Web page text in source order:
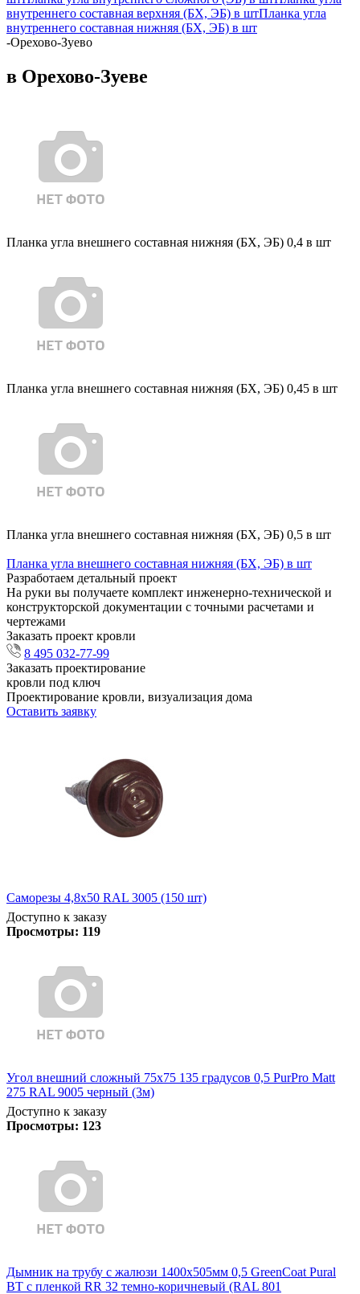
внутреннего составная верхняя (БХ, ЭБ) в штПланка угла
внутреннего составная нижняя (БХ, ЭБ) в шт
-Орехово-Зуево
в Орехово-Зуеве
Планка угла внешнего составная нижняя (БХ, ЭБ) 0,4 в шт
Планка угла внешнего составная нижняя (БХ, ЭБ) 0,45 в шт
Планка угла внешнего составная нижняя (БХ, ЭБ) 0,5 в шт
Планка угла внешнего составная нижняя (БХ, ЭБ) в шт
Разработаем детальный проект
На руки вы получаете комплект инженерно-технической и
конструкторской документации с точными расчетами и
чертежами
Заказать проект кровли
8 495 032-77-99
Заказать проектирование
кровли под ключ
Проектирование кровли, визуализация дома
Оставить заявку
Саморезы 4,8х50 RAL 3005 (150 шт)
Доступно к заказу
Просмотры: 119
Угол внешний сложный 75х75 135 градусов 0,5 PurPro Matt
275 RAL 9005 черный (3м)
Доступно к заказу
Просмотры: 123
Дымник на трубу с жалюзи 1400х505мм 0,5 GreenCoat Pural
BT с пленкой RR 32 темно-коричневый (RAL 801